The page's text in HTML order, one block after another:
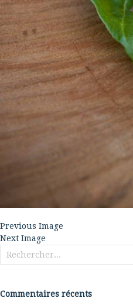
Previous Image
Next Image
Rechercher :
Commentaires récents